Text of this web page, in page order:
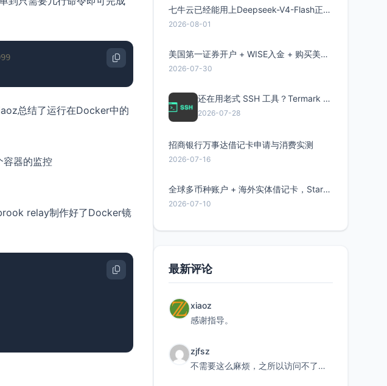
总结了运行在Docker中的
容器的监控
relay制作好了Docker镜
七牛云已经能用上Deepseek-V4-Flash正式版了，点此领取300万Token
2026-08-01
美国第一证券开户 + WISE入金 + 购买美股全流程分享
2026-07-30
还在用老式 SSH 工具？Termark 新一代跨平台智能SSH客户端了解一下
2026-07-28
招商银行万事达借记卡申请与消费实测
2026-07-16
全球多币种账户 + 海外实体借记卡，Starryblu开户教程与注意事项
2026-07-10
最新评论
xiaoz
感谢指导。
zjfsz
不需要这么麻烦，之所以访问不了，是由于非对称路由的问题，在爱快主路由添加一条静态路由192.168.